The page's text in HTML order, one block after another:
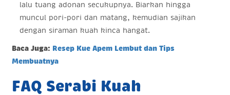
lalu tuang adonan secukupnya. Biarkan hingga
muncul pori-pori dan matang, kemudian sajikan
dengan siraman kuah kinca hangat.
Baca Juga: Resep Kue Apem Lembut dan Tips
Membuatnya
FAQ Serabi Kuah